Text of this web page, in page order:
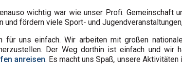
wichtig war wie unser Profi. Gemeinschaft
und fördern viele Sport- und
uns einfach. Wir arbeiten mit großen
Der Weg dorthin ist einfach und wir
anreisen. Es macht uns Spaß, unsere